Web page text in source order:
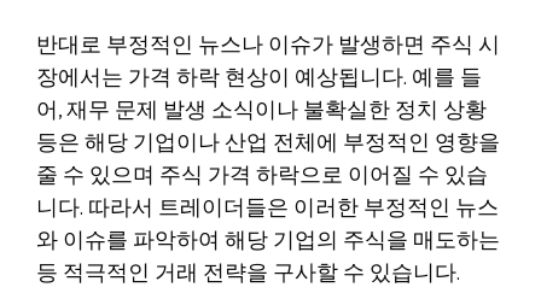
반대로 부정적인 뉴스나 이슈가 발생하면 주식 시
장에서는 가격 하락 현상이 예상됩니다. 예를 들
어, 재무 문제 발생 소식이나 불확실한 정치 상황
등은 해당 기업이나 산업 전체에 부정적인 영향을
줄 수 있으며 주식 가격 하락으로 이어질 수 있습
니다. 따라서 트레이더들은 이러한 부정적인 뉴스
와 이슈를 파악하여 해당 기업의 주식을 매도하는
등 적극적인 거래 전략을 구사할 수 있습니다.